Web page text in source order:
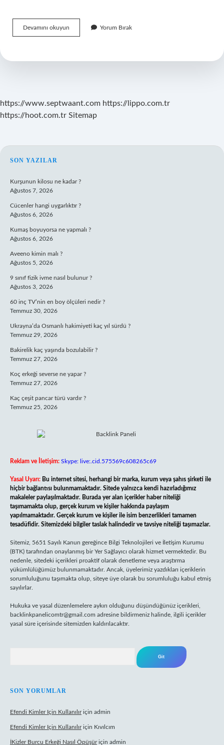
Devamını okuyun
Keçisi
Çok
Yorum Bırak
https://www.septwaant.com https://lippo.com.tr
https://hoot.com.tr Sitemap
SIDEBAR
SON YAZILAR
Kurşunun kilosu ne kadar ?
Ağustos 7, 2026
Cücenler hangi uygarlıktır ?
Ağustos 6, 2026
Kumaş boyuyorsa ne yapmalı ?
Ağustos 6, 2026
Aveeno kimin malı ?
Ağustos 5, 2026
9 sınıf fizik ivme nasıl bulunur ?
Ağustos 3, 2026
60 inç TV’nin en boy ölçüleri nedir ?
Temmuz 30, 2026
Ukrayna’da Osmanlı hakimiyeti kaç yıl sürdü ?
Temmuz 29, 2026
Bakirelik kaç yaşında bozulabilir ?
Temmuz 27, 2026
Koç erkeği severse ne yapar ?
Temmuz 27, 2026
Kaç çeşit pancar türü vardır ?
Temmuz 25, 2026
Reklam ve İletişim: Skype: live:.cid.575569c608265c69
Yasal Uyarı: Bu internet sitesi, herhangi bir marka, kurum veya şahıs şirketi ile
hiçbir bağlantısı bulunmamaktadır. Sitede yalnızca kendi hazırladığımız
makaleler paylaşılmaktadır. Burada yer alan içerikler haber niteliği
taşımamakta olup, gerçek kurum ve kişiler hakkında paylaşım
yapılmamaktadır. Gerçek kurum ve kişiler ile isim benzerlikleri tamamen
tesadüfidir. Sitemizdeki bilgiler taslak halindedir ve tavsiye niteliği taşımazlar.
Sitemiz, 5651 Sayılı Kanun gereğince Bilgi Teknolojileri ve İletişim Kurumu
(BTK) tarafından onaylanmış bir Yer Sağlayıcı olarak hizmet vermektedir. Bu
nedenle, sitedeki içerikleri proaktif olarak denetleme veya araştırma
yükümlülüğümüz bulunmamaktadır. Ancak, üyelerimiz yazdıkları içeriklerin
sorumluluğunu taşımakta olup, siteye üye olarak bu sorumluluğu kabul etmiş
sayılırlar.
Hukuka ve yasal düzenlemelere aykırı olduğunu düşündüğünüz içerikleri,
backlinkpanelicomtr@gmail.com adresine bildirmeniz halinde, ilgili içerikler
yasal süre içerisinde sitemizden kaldırılacaktır.
SON YORUMLAR
Efendi Kimler Için Kullanılıriçin admin
Efendi Kimler Için Kullanılıriçin Kıvılcım
İKizler Burcu Erkeği Nasıl Öpüşüriçin admin